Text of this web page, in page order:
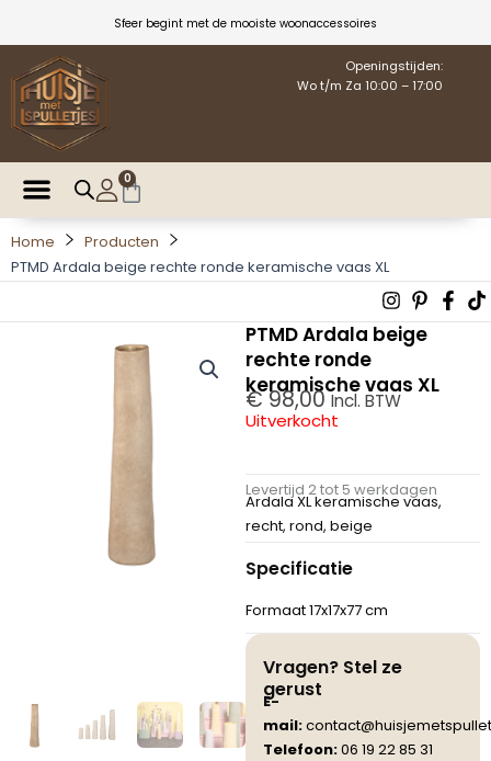
inhoud
Sfeer begint met de mooiste woonaccessoires
Openingstijden:
Wo t/m Za 10:00 – 17:00
0
Winkelwagen
Home
Producten
PTMD Ardala beige rechte ronde keramische vaas XL
Instagram
p f
PTMD Ardala beige
rechte ronde
keramische vaas XL
€98,00 Incl. BTW
Uitverkocht
Levertijd 2 tot 5 werkdagen
Ardala XL keramische vaas,
recht, rond, beige
Specificatie
Formaat 17x17x77 cm
Vragen? Stel ze
gerust
E-
mail:
Telefoon:06 19 22 85 31